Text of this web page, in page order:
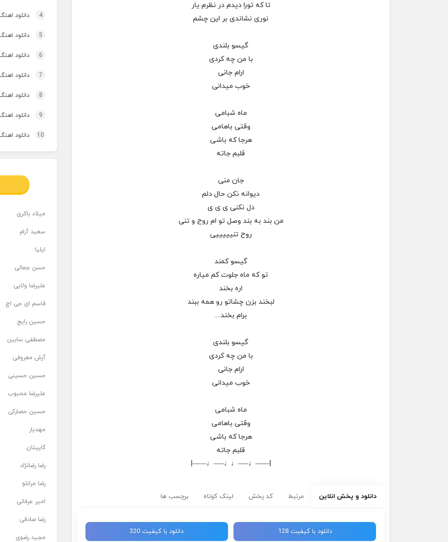
تا که تورا دیدم در نظرم یار
نوری نشاندی بر این چشم
گیسو بلندی
با من چه کردی
ارام جانی
خوب میدانی
ماه شبامی
وقتی باهامی
هرجا که باشی
قلبم جاته
جان منی
دیوانه نکن حال دلم
دل نکنی ی ی ی
من بند به بند وصل تو ام روح و تنی
روح تنیییییی
گیسو کمند
تو که ماه جلوت کم میاره
اره بخند
لبخند بزن چشاتو رو همه ببند
برام بخند....
گیسو بلندی
با من چه کردی
ارام جانی
خوب میدانی
ماه شبامی
وقتی باهامی
هرجا که باشی
قلبم جاته
|——♩—–♩♩—–♩——|
دانلود و پخش انلاین مرتبط کد پخش لینک کوتاه برچسب ها
دانلود با کیفیت 128 دانلود با کیفیت 320
4 دانلود
5 دانلود
6 دانلود
7 دانلود
8 دانلود
9 دانلود
10 دانلود
میلاد باکری
سعید آرام
ایلیا
حسن جمالی
علیرضا ولایی
قاسم ای جی اچ
حسین رایج
مصطفی سابین
آرش معروفی
حسین حسینی
علیرضا محبوب
حسین حصارکی
مهدیار
کاپیتان
رضا رضانژاد
رضا مرانلو
امیر عرفانی
رضا صادقی
مجید رضوی